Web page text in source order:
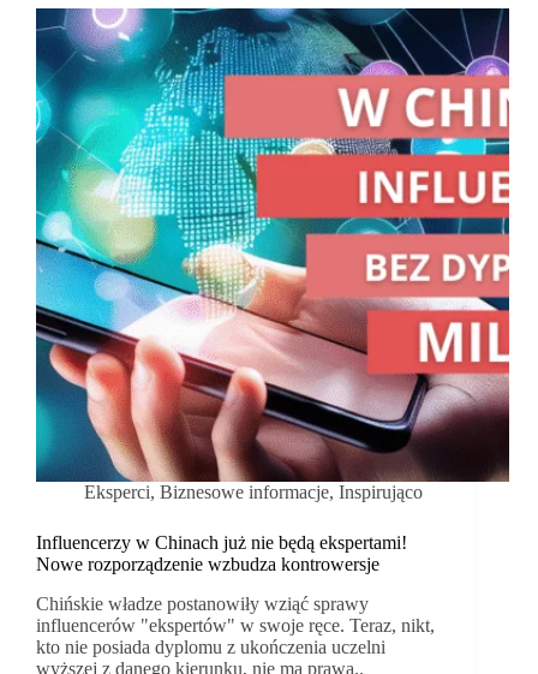
świąteczna
akcja
dla
cichych
superbohaterów
rodzin
onkologicznych
Eksperci, Biznesowe informacje, Inspirująco
Influencerzy w Chinach już nie będą ekspertami!
Nowe rozporządzenie wzbudza kontrowersje
Chińskie władze postanowiły wziąć sprawy
influencerów "ekspertów" w swoje ręce. Teraz, nikt,
kto nie posiada dyplomu z ukończenia uczelni
wyższej z danego kierunku, nie ma prawa..